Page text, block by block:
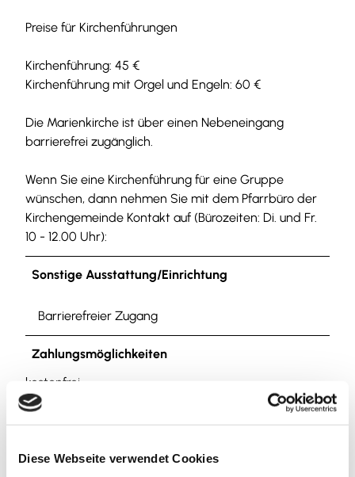
Diese Webseite verwendet Cookies
Preise für Kirchenführungen
Kirchenführung: 45 €
Kirchenführung mit Orgel und Engeln: 60 €
Die Marienkirche ist über einen Nebeneingang
barrierefrei zugänglich.
Wenn Sie eine Kirchenführung für eine Gruppe
wünschen, dann nehmen Sie mit dem Pfarrbüro der
Kirchengemeinde Kontakt auf (Bürozeiten: Di. und Fr.
10 - 12.00 Uhr):
Sonstige Ausstattung/Einrichtung
Barrierefreier Zugang
Zahlungsmöglichkeiten
kostenfrei